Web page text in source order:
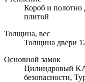
Короб и полотно
плитой
Толщина, вес
Толщина двери
Основной замок
Цилиндровый
безопасности,